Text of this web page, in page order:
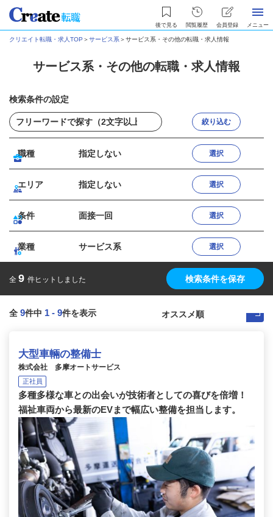
後で見る 閲覧履歴 会員登録 メニュー
クリエイト転職・求人TOP ＞サービス系＞サービス系・その他の転職・求人情報
サービス系・その他の転職・求人情報
検索条件の設定
絞り込む
職種 指定しない 選択
エリア 指定しない 選択
条件 面接一回 選択
業種 サービス系 選択
全 9 件ヒットしました 検索条件を保存
全 9件中 1 - 9件を表示
大型車輛の整備士
株式会社 多摩オートサービス
正社員
多種多様な車との出会いが技術者としての喜びを倍増！
福祉車両から最新のEVまで幅広い整備を担当します。